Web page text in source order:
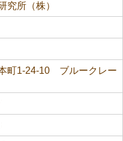
究所（株）
町1-24-10 ブルークレー